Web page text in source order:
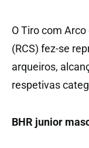
O Tiro com
(RCS) fez-se
arqueiros,
respetivas
BHR junior